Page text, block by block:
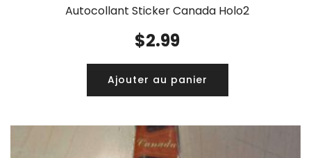
Autocollant Sticker Canada Holo2
$2.99
Ajouter au panier